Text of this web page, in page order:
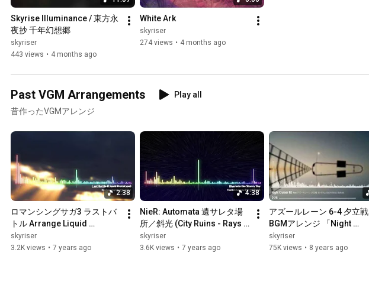
Skyrise Illuminance / 東方永
夜抄 千年幻想郷
skyriser
443 views • 4 months ago
White Ark
skyriser
274 views • 4 months ago
Past VGM Arrangements
Play all
昔作ったVGMアレンジ
2:38
ロマンシングサガ3 ラストバ
トル Arrange Liquid
Prototype
skyriser
3.2K views • 7 years ago
4:38
NieR: Automata 遺サレタ場
所／斜光 (City Ruins - Rays
of Light) Arrange 「Dive into
the Starry Sky」
skyriser
3.6K views • 7 years ago
アズールレーン 6-4 夕立戦
BGMアレンジ 「Night
Cruiser R3」
skyriser
75K views • 8 years ago